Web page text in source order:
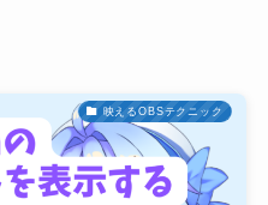
映えるOBSテクニック